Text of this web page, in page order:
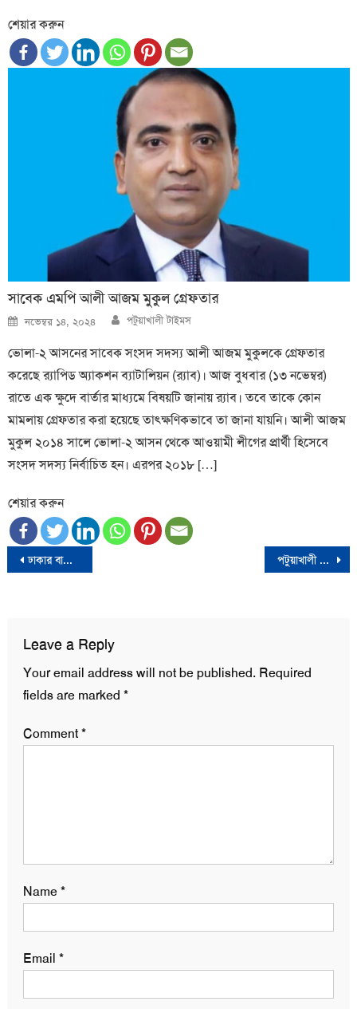
শেয়ার করুন
সাবেক এমপি আলী আজম মুকুল গ্রেফতার
Posted
on
নভেম্বর ১৪, ২০২৪ Author
পটুয়াখালী টাইমস
ভোলা-২ আসনের সাবেক সংসদ সদস্য আলী আজম মুকুলকে গ্রেফতার
করেছে র‍্যাপিড অ্যাকশন ব্যাটালিয়ন (র‍্যাব)। আজ বুধবার (১৩ নভেম্বর)
রাতে এক ক্ষুদে বার্তার মাধ্যমে বিষয়টি জানায় র‍্যাব। তবে তাকে কোন
মামলায় গ্রেফতার করা হয়েছে তাৎক্ষণিকভাবে তা জানা যায়নি। আলী আজম
মুকুল ২০১৪ সালে ভোলা-২ আসন থেকে আওয়ামী লীগের প্রার্থী হিসেবে
সংসদ সদস্য নির্বাচিত হন। এরপর ২০১৮ […]
শেয়ার করুন
Post
ঢাকার বাতাস ‘ঝুঁকিপূর্ণ’, বিশ্বে দূষিত শহরের তালিকায় শীর্ষে পটুয়াখালী টাইমসের পথচলা শুরু
Leave a Reply
Your email address will not be published. Required
fields are marked *
Comment*
Name*
Email *